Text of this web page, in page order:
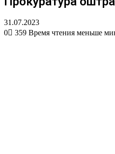
31.07.2023
0
359 Время чтения меньше